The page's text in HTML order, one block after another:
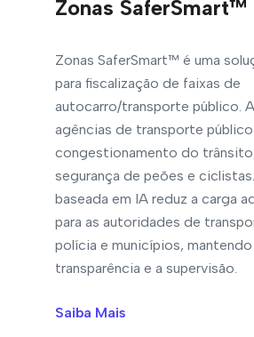
Zonas SaferSmart™
Zonas SaferSmart™ é uma
para fiscalização de faixas de
autocarro/transporte público.
agências de transporte
congestionamento do
segurança de peões e
baseada em IA reduz a carga
para as autoridades de
polícia e municípios, mantendo
transparência e a supervisão.
Saiba Mais